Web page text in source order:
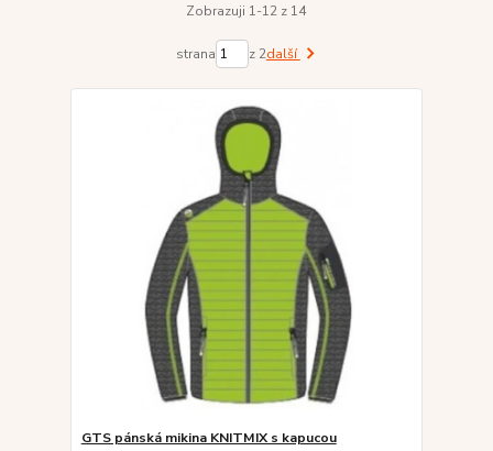
Zobrazuji 1-12 z 14
strana z 2další
GTS pánská mikina KNITMIX s kapucou